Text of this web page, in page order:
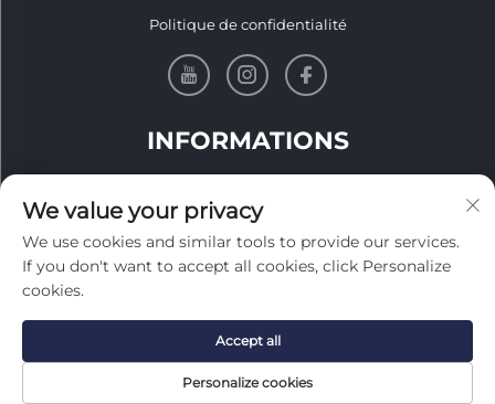
Politique de confidentialité
INFORMATIONS
We value your privacy
We use cookies and similar tools to provide our services.
If you don't want to accept all cookies, click Personalize
cookies.
Personalize cookies
Accept all